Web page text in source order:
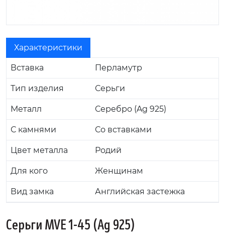
Характеристики
Вставка Перламутр
Тип изделия Серьги
Металл Серебро (Ag 925)
С камнями Со вставками
Цвет металла Родий
Для кого Женщинам
Вид замка Английская застежка
Серьги MVE 1-45 (Ag 925)